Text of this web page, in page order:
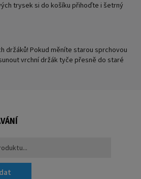
trysek si do košíku přihoďte i šetrný
držáků! Pokud měníte starou sprchovou
vrchní držák tyče přesně do staré